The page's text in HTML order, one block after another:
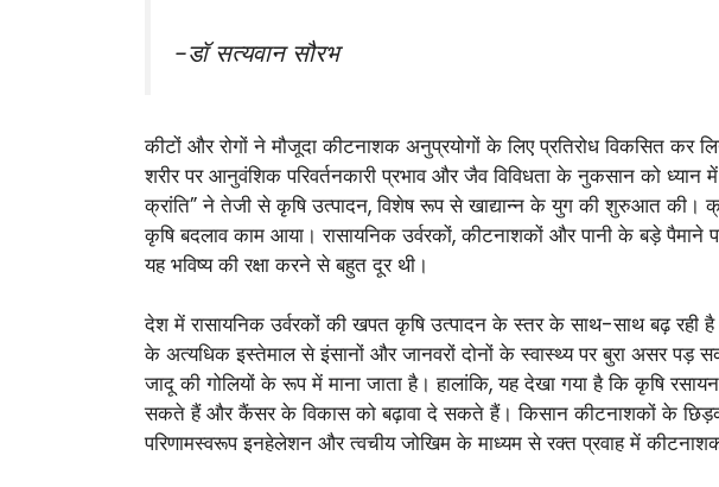
-डॉ सत्यवान सौरभ
कीटों और रोगों ने मौजूदा कीटनाशक अनुप्रयोगों के लिए प्रतिरोध विकसित
शरीर पर आनुवंशिक परिवर्तनकारी प्रभाव और जैव विविधता के नुकसान को
क्रांति” ने तेजी से कृषि उत्पादन, विशेष रूप से खाद्यान्न के युग की शुरुआत की।
कृषि बदलाव काम आया। रासायनिक उर्वरकों, कीटनाशकों और पानी के बड़े पैमाने
यह भविष्य की रक्षा करने से बहुत दूर थी।
देश में रासायनिक उर्वरकों की खपत कृषि उत्पादन के स्तर के साथ-साथ बढ़
के अत्यधिक इस्तेमाल से इंसानों और जानवरों दोनों के स्वास्थ्य पर बुरा असर पड़
जादू की गोलियों के रूप में माना जाता है। हालांकि, यह देखा गया है कि कृषि
सकते हैं और कैंसर के विकास को बढ़ावा दे सकते हैं। किसान कीटनाशकों के
परिणामस्वरूप इनहेलेशन और त्वचीय जोखिम के माध्यम से रक्त प्रवाह में